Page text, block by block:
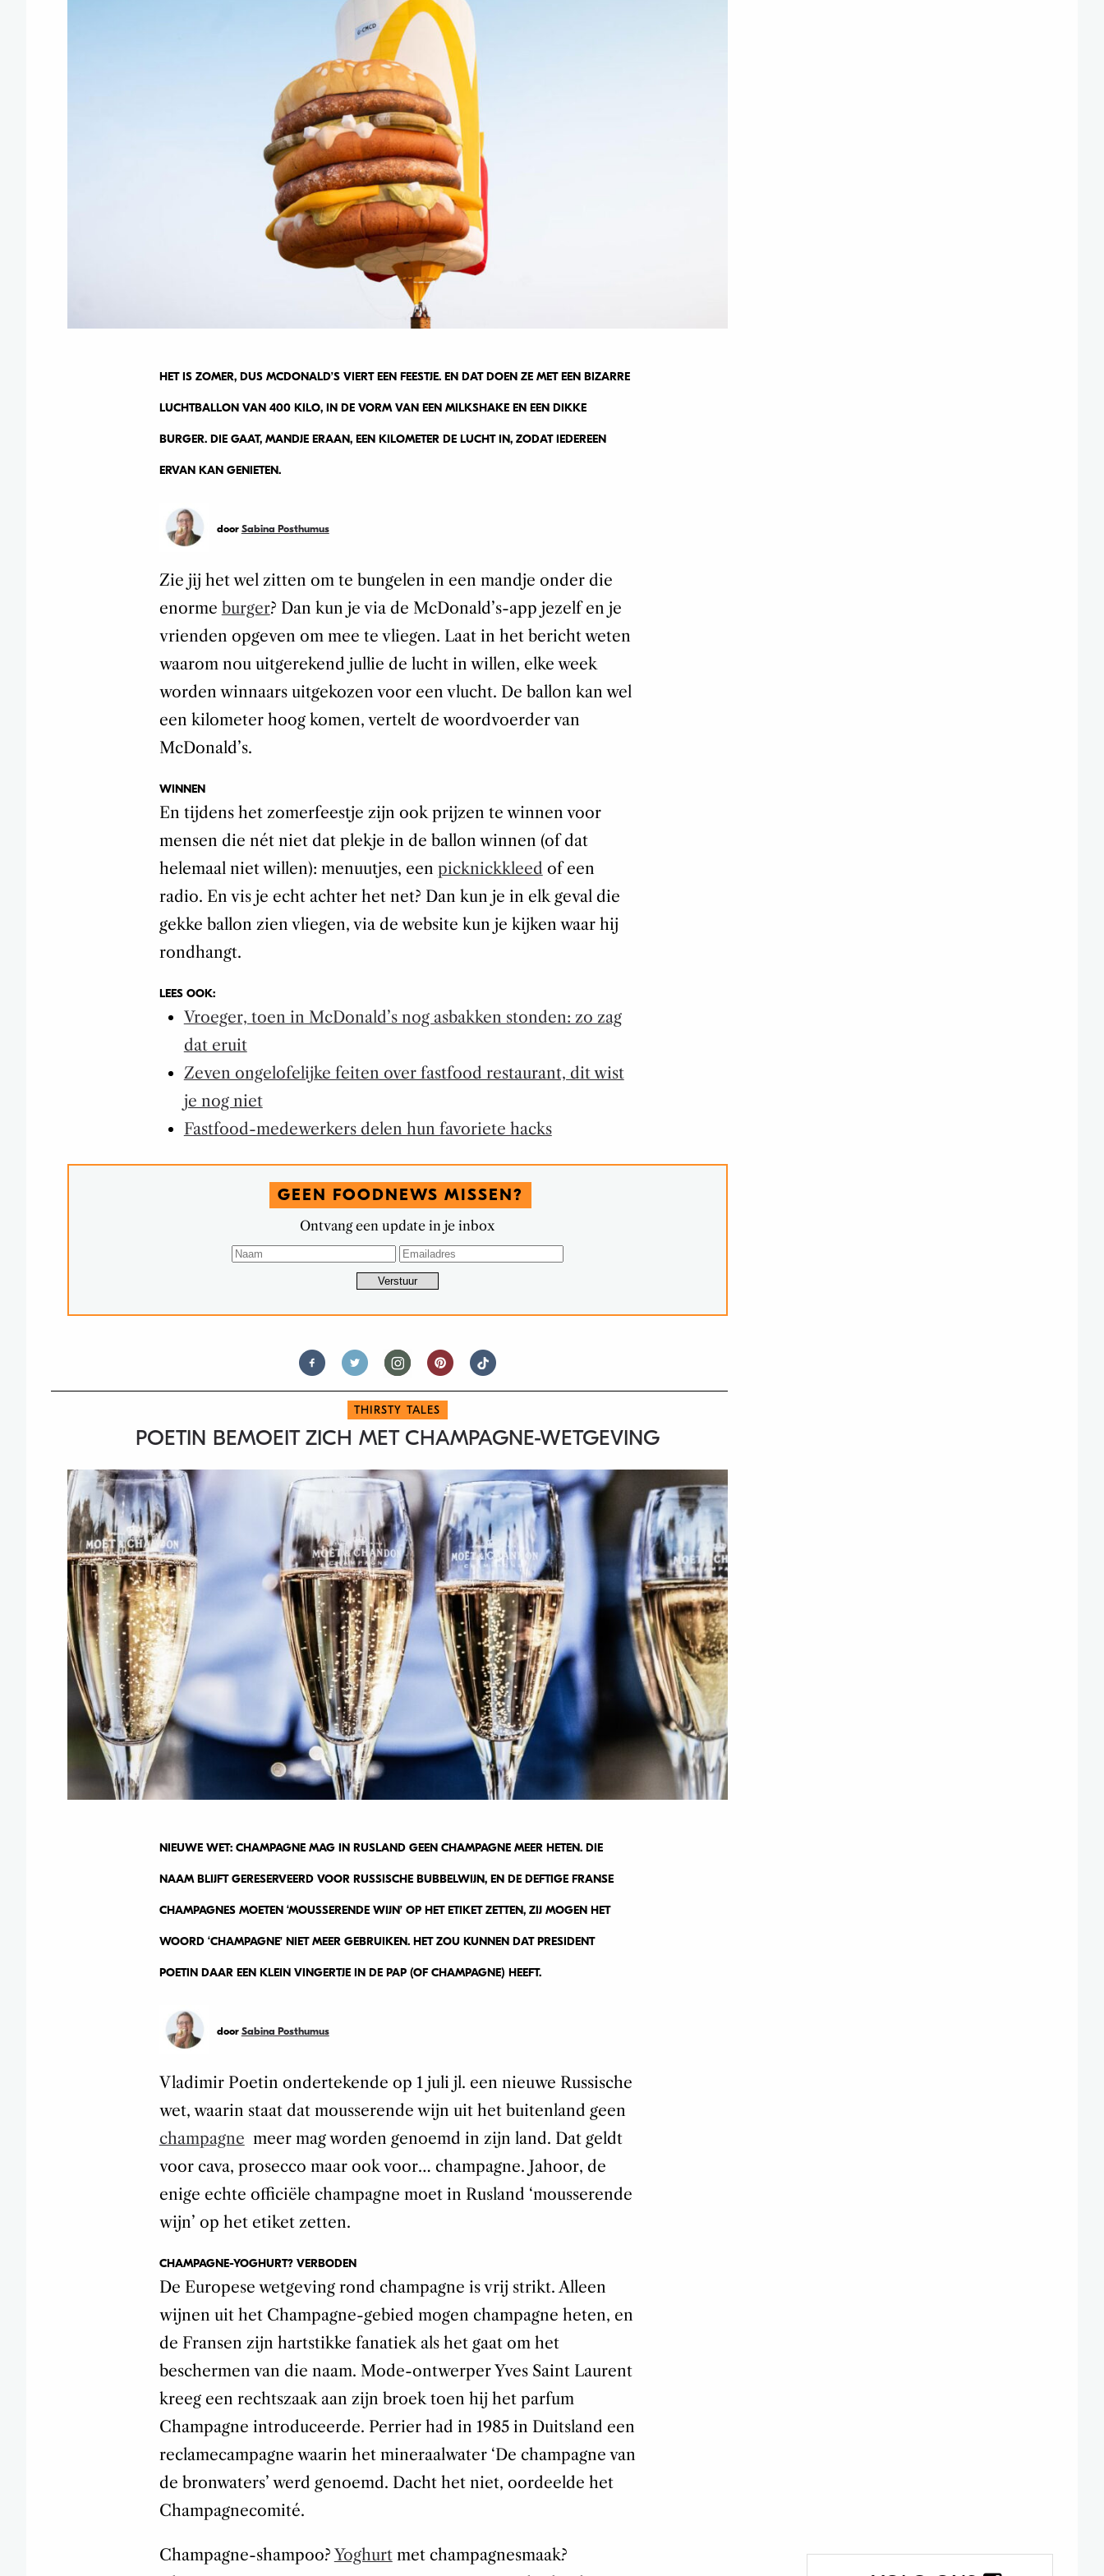
HET IS ZOMER, DUS MCDONALD’S VIERT EEN FEESTJE. EN DAT DOEN ZE MET EEN BIZARRE
LUCHTBALLON VAN 400 KILO, IN DE VORM VAN EEN MILKSHAKE EN EEN DIKKE
BURGER. DIE GAAT, MANDJE ERAAN, EEN KILOMETER DE LUCHT IN, ZODAT IEDEREEN
ERVAN KAN GENIETEN.
door Sabina Posthumus
Zie jij het wel zitten om te bungelen in een mandje onder die
enorme burger? Dan kun je via de McDonald’s-app jezelf en je
vrienden opgeven om mee te vliegen. Laat in het bericht weten
waarom nou uitgerekend jullie de lucht in willen, elke week
worden winnaars uitgekozen voor een vlucht. De ballon kan wel
een kilometer hoog komen, vertelt de woordvoerder van
McDonald’s.
WINNEN
En tijdens het zomerfeestje zijn ook prijzen te winnen voor
mensen die nét niet dat plekje in de ballon winnen (of dat
helemaal niet willen): menuutjes, een picknickkleed of een
radio. En vis je echt achter het net? Dan kun je in elk geval die
gekke ballon zien vliegen, via de website kun je kijken waar hij
rondhangt.
LEES OOK:
Vroeger, toen in McDonald’s nog asbakken stonden: zo zag
dat eruit
Zeven ongelofelijke feiten over fastfood restaurant, dit wist
je nog niet
Fastfood-medewerkers delen hun favoriete hacks
GEEN FOODNEWS MISSEN?
Ontvang een update in je inbox
THIRSTY TALES
POETIN BEMOEIT ZICH MET CHAMPAGNE-WETGEVING
NIEUWE WET: CHAMPAGNE MAG IN RUSLAND GEEN CHAMPAGNE MEER HETEN. DIE
NAAM BLIJFT GERESERVEERD VOOR RUSSISCHE BUBBELWIJN, EN DE DEFTIGE FRANSE
CHAMPAGNES MOETEN ‘MOUSSERENDE WIJN’ OP HET ETIKET ZETTEN, ZIJ MOGEN HET
WOORD ‘CHAMPAGNE’ NIET MEER GEBRUIKEN. HET ZOU KUNNEN DAT PRESIDENT
POETIN DAAR EEN KLEIN VINGERTJE IN DE PAP (OF CHAMPAGNE) HEEFT.
door Sabina Posthumus
Vladimir Poetin ondertekende op 1 juli jl. een nieuwe Russische
wet, waarin staat dat mousserende wijn uit het buitenland geen
champagne meer mag worden genoemd in zijn land. Dat geldt
voor cava, prosecco maar ook voor… champagne. Jahoor, de
enige echte officiële champagne moet in Rusland ‘mousserende
wijn’ op het etiket zetten.
CHAMPAGNE-YOGHURT? VERBODEN
De Europese wetgeving rond champagne is vrij strikt. Alleen
wijnen uit het Champagne-gebied mogen champagne heten, en
de Fransen zijn hartstikke fanatiek als het gaat om het
beschermen van die naam. Mode-ontwerper Yves Saint Laurent
kreeg een rechtszaak aan zijn broek toen hij het parfum
Champagne introduceerde. Perrier had in 1985 in Duitsland een
reclamecampagne waarin het mineraalwater ‘De champagne van
de bronwaters’ werd genoemd. Dacht het niet, oordeelde het
Champagnecomité.
Champagne-shampoo? Yoghurtmet champagnesmaak?